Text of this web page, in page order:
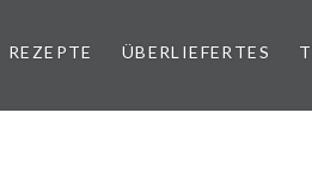
REZEPTE ÜBERLIEFERTES